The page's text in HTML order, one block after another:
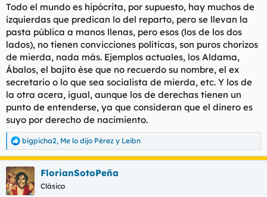
Todo el mundo es hipócrita, por supuesto, hay muchos de
izquierdas que predican lo del reparto, pero se llevan la
pasta pública a manos llenas, pero esos (los de los dos
lados), no tienen convicciones políticas, son puros chorizos
de mierda, nada más. Ejemplos actuales, los Aldama,
Ábalos, el bajito ése que no recuerdo su nombre, el ex
secretario o lo que sea socialista de mierda, etc. Y los de
la otra acera, igual, aunque los de derechas tienen un
punto de entenderse, ya que consideran que el dinero es
suyo por derecho de nacimiento.
R
e
a
c
c
i
bigpicha2, Me lo dijo Pérez y Leibn
FlorianSotoPeña
Clásico